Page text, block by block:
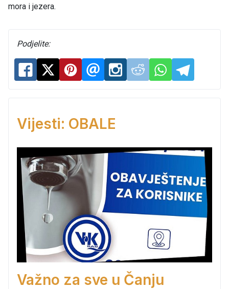
mora i jezera.
Podjelite:
Vijesti: OBALE
Važno za sve u Čanju